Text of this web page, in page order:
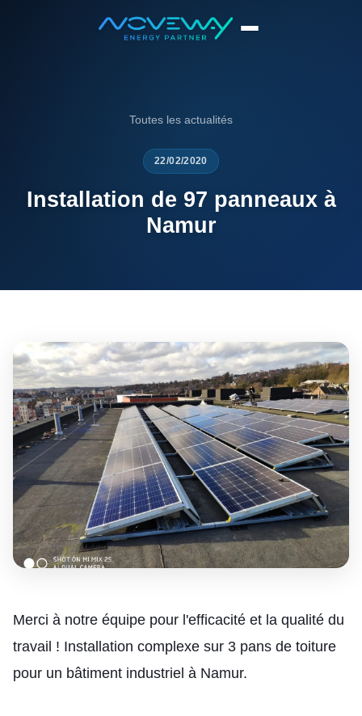
Toutes les actualités
22/02/2020
Installation de 97 panneaux à
Namur
Merci à notre équipe pour l'efficacité et la qualité du
travail ! Installation complexe sur 3 pans de toiture
pour un bâtiment industriel à Namur.